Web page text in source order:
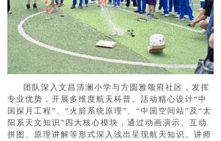
团队深入文昌清澜小学与方圆雅颂府社区，发挥
专业优势，开展多维度航天科普。活动精心设计“中
国探月工程”、“火箭系统原理”、“中国空间站”及“太
阳系天文知识”四大核心模块，通过动画演示、互动
拼图、原理讲解等形式深入浅出呈现航天知识。讲师